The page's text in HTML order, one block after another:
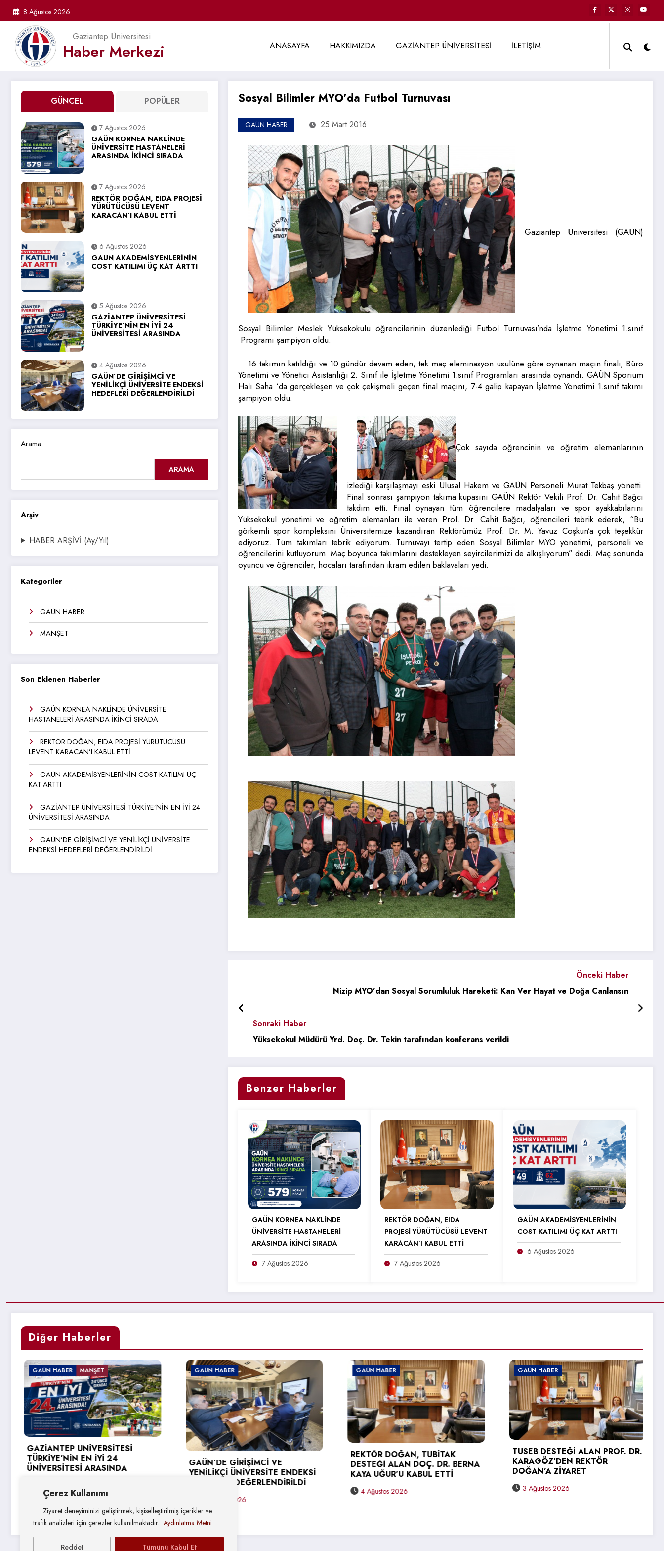
Çerez Kullanımı
Ziyaret deneyiminizi geliştirmek, kişiselleştirilmiş içerikler ve
trafik analizleri için çerezler kullanılmaktadır. Aydınlatma Metni
Reddet Tümünü Kabul Et
8 Ağustos 2026
Gaziantep Üniversitesi
Haber Merkezi ANASAYFA HAKKIMIZDA GAZİANTEP ÜNİVERSİTESİ İLETİŞİM
GÜNCEL POPÜLER
7 Ağustos 2026
GAÜN KORNEA NAKLİNDE
ÜNİVERSİTE HASTANELERİ
ARASINDA İKİNCİ SIRADA
7 Ağustos 2026
REKTÖR DOĞAN, EIDA PROJESİ
YÜRÜTÜCÜSÜ LEVENT
KARACAN’I KABUL ETTİ
6 Ağustos 2026
GAÜN AKADEMİSYENLERİNİN
COST KATILIMI ÜÇ KAT ARTTI
5 Ağustos 2026
GAZİANTEP ÜNİVERSİTESİ
TÜRKİYE’NİN EN İYİ 24
ÜNİVERSİTESİ ARASINDA
4 Ağustos 2026
GAÜN’DE GİRİŞİMCİ VE
YENİLİKÇİ ÜNİVERSİTE ENDEKSİ
HEDEFLERİ DEĞERLENDİRİLDİ
Arama
ARAMA
Arşiv
HABER ARŞİVİ (Ay/Yıl)
Kategoriler
GAÜN HABER
MANŞET
Son Eklenen Haberler
GAÜN KORNEA NAKLİNDE ÜNİVERSİTE
HASTANELERİ ARASINDA İKİNCİ SIRADA
REKTÖR DOĞAN, EIDA PROJESİ YÜRÜTÜCÜSÜ
LEVENT KARACAN’I KABUL ETTİ
GAÜN AKADEMİSYENLERİNİN COST KATILIMI ÜÇ
KAT ARTTI
GAZİANTEP ÜNİVERSİTESİ TÜRKİYE’NİN EN İYİ 24
ÜNİVERSİTESİ ARASINDA
GAÜN’DE GİRİŞİMCİ VE YENİLİKÇİ ÜNİVERSİTE
ENDEKSİ HEDEFLERİ DEĞERLENDİRİLDİ
Sosyal Bilimler MYO’da Futbol Turnuvası
GAÜN HABER 25 Mart 2016
Gaziantep Üniversitesi (GAÜN)
Sosyal Bilimler Meslek Yüksekokulu öğrencilerinin düzenlediği Futbol Turnuvası’nda İşletme Yönetimi 1.sınıf
Programı şampiyon oldu.
16 takımın katıldığı ve 10 gündür devam eden, tek maç eleminasyon usulüne göre oynanan maçın finali, Büro
Yönetimi ve Yönetici Asistanlığı 2. Sınıf ile İşletme Yönetimi 1.sınıf Programları arasında oynandı. GAÜN Sporium
Halı Saha ‘da gerçekleşen ve çok çekişmeli geçen final maçını, 7-4 galip kapayan İşletme Yönetimi 1.sınıf takımı
şampiyon oldu.
Çok sayıda öğrencinin ve öğretim elemanlarının
izlediği karşılaşmayı eski Ulusal Hakem ve GAÜN Personeli Murat Tekbaş yönetti.
Final sonrası şampiyon takıma kupasını GAÜN Rektör Vekili Prof. Dr. Cahit Bağcı
takdim etti. Final oynayan tüm öğrencilere madalyaları ve spor ayakkabılarını
Yüksekokul yönetimi ve öğretim elemanları ile veren Prof. Dr. Cahit Bağcı, öğrencileri tebrik ederek, “Bu
görkemli spor kompleksini Üniversitemize kazandıran Rektörümüz Prof. Dr. M. Yavuz Coşkun’a çok teşekkür
ediyoruz. Tüm takımları tebrik ediyorum. Turnuvayı tertip eden Sosyal Bilimler MYO yönetimi, personeli ve
öğrencilerini kutluyorum. Maç boyunca takımlarını destekleyen seyircilerimizi de alkışlıyorum” dedi. Maç sonunda
oyuncu ve öğrenciler, hocaları tarafından ikram edilen baklavaları yedi.
Önceki Haber
Nizip MYO’dan Sosyal Sorumluluk Hareketi: Kan Ver Hayat ve Doğa Canlansın
Sonraki Haber
Yüksekokul Müdürü Yrd. Doç. Dr. Tekin tarafından konferans verildi
Benzer Haberler
GAÜN KORNEA NAKLİNDE
ÜNİVERSİTE HASTANELERİ
ARASINDA İKİNCİ SIRADA
7 Ağustos 2026
REKTÖR DOĞAN, EIDA
PROJESİ YÜRÜTÜCÜSÜ LEVENT
KARACAN’I KABUL ETTİ
7 Ağustos 2026
GAÜN AKADEMİSYENLERİNİN
COST KATILIMI ÜÇ KAT ARTTI
6 Ağustos 2026
Diğer Haberler
GAÜN HABER
GAÜN’DE GİRİŞİMCİ VE
YENİLİKÇİ ÜNİVERSİTE ENDEKSİ
4 Ağustos 2026
GAÜN HABER
REKTÖR DOĞAN, TÜBİTAK
DESTEĞİ ALAN DOÇ. DR. BERNA
KAYA UĞUR’U KABUL ETTİ
GAÜN HABER
TÜSEB DESTEĞİ ALAN PROF. DR.
KARAGÖZ’DEN REKTÖR
DOĞAN’A ZİYARET
3 Ağustos 2026
GAÜN HABER
GAÜN TEKNİK BİLİMLER
YÜKSEKOKULU’NDA